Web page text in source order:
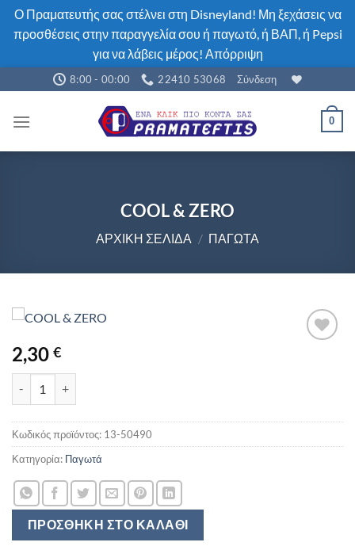
Ο Πραματευτής σας στέλνει στη Disneyland! Μη ξεχάσεις να
προσθέσεις στην παραγγελία σου ή παγωτό, ή ΒΑΠ, ή Pepsi
για να λάβεις μέρος! Απόρριψη
Μετάβαση
στο
περιεχόμενο
8:00 - 00:00 22410 53068 Σύνδεση
0
COOL & ZERO
ΑΡΧΙΚΉ ΣΕΛΊΔΑ / ΠΑΓΩΤΆ
2,30 €
ΠΡΟΣΘΉΚΗ ΣΤΟ ΚΑΛΆΘΙ
Κωδικός προϊόντος: 13-50490
Κατηγορία: Παγωτά